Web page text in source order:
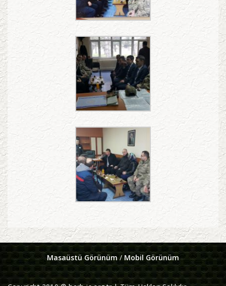
Masaüstü Görünüm/ Mobil Görünüm